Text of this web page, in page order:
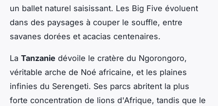
un ballet naturel saisissant. Les Big Five évoluent
dans des paysages à couper le souffle, entre
savanes dorées et acacias centenaires.
La Tanzanie dévoile le cratère du Ngorongoro,
véritable arche de Noé africaine, et les plaines
infinies du Serengeti. Ses parcs abritent la plus
forte concentration de lions d'Afrique, tandis que le